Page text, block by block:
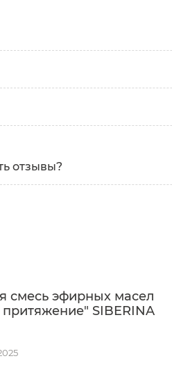
reticulata blanco essential
leaf essential oil (эфирное
отзывы?
смесь эфирных масел
притяжение" SIBERINA